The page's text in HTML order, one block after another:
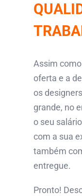
Assim
oferta e a
os
grande, no
o seu
com a sua
também
entregue.
Pronto!